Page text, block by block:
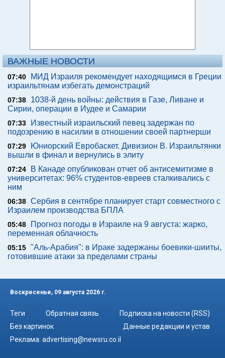
ВАЖНЫЕ НОВОСТИ
07:40
МИД Израиля рекомендует находящимся в Греции
израильтянам избегать демонстраций
07:38
1038-й день войны: действия в Газе, Ливане и
Сирии, операции в Иудее и Самарии
07:33
Известный израильский певец задержан по
подозрению в насилии в отношении своей партнерши
07:29
Юниорский Евробаскет. Дивизион В. Израильтянки
вышли в финал и вернулись в элиту
07:24
В Канаде опубликован отчет об антисемитизме в
университетах: 96% студентов-евреев сталкивались с
ним
06:38 Сербия в сентябре планирует старт совместного с
Израилем производства БПЛА
05:48
Прогноз погоды в Израиле на 9 августа: жарко,
переменная облачность
05:15 "Аль-Арабия": в Ираке задержаны боевики-шииты,
готовившие атаки за пределами страны
Воскресенье, 09 августа 2026 г.
Теги Обратная связь
Подписка на новости (RSS)
Без картинок
Данные редакции и устав
Реклама: advertising@newsru.co.il